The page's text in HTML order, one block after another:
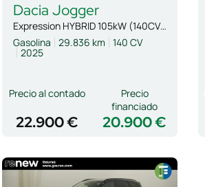
Dacia Jogger
Expression HYBRID 105kW (140CV) 5 plazas
Gasolina
29.836 km 140 CV
2025
Precio al contado
22.900 € 20.900 €
Precio
financiado